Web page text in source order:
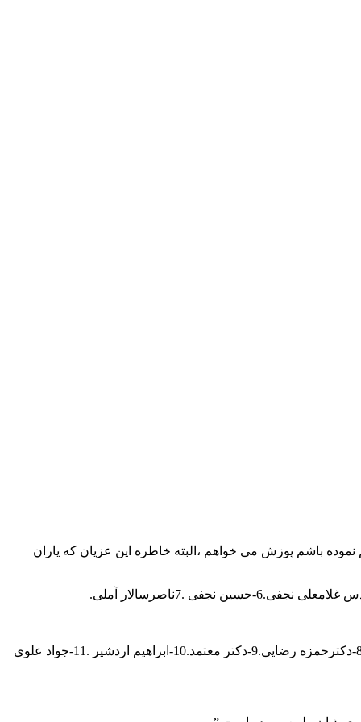
نموده باشم پوزش می خواهم ،البته خاطره این عزیان که یاران
ردیف سوم ایستاده.1 روحی.2دکتر عمرانی.3- احمدطریقی.4-مهندس حبیب اله هاشمی.5-دکتر کیهانی .6- شادروان یوسف ثانی.7 -دکتر فلاح.8-دکترحمزه رضایی.9-دکتر معتمد.10-ابراهیم اردشیر .11-جواد علوی